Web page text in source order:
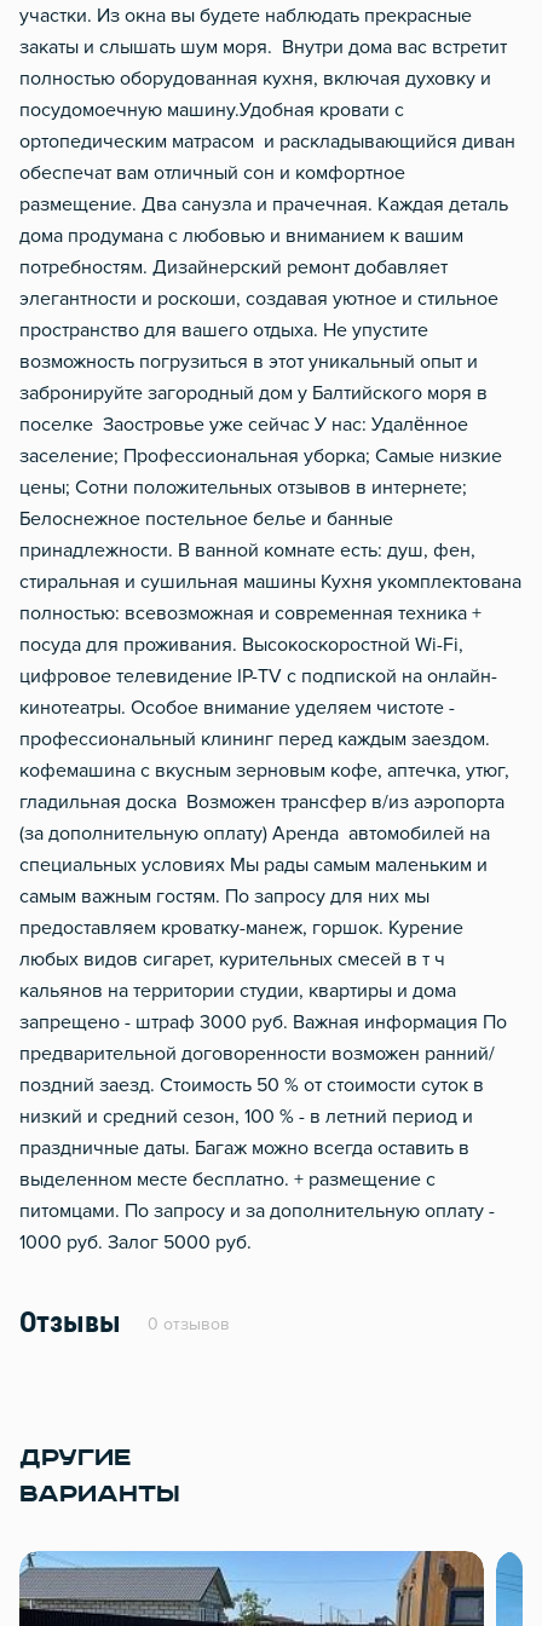
участки. Из окна вы будете наблюдать прекрасные
закаты и слышать шум моря. Внутри дома вас встретит
полностью оборудованная кухня, включая духовку и
посудомоечную машину.Удобная кровати с
ортопедическим матрасом и раскладывающийся диван
обеспечат вам отличный сон и комфортное
размещение. Два санузла и прачечная. Каждая деталь
дома продумана с любовью и вниманием к вашим
потребностям. Дизайнерский ремонт добавляет
элегантности и роскоши, создавая уютное и стильное
пространство для вашего отдыха. Не упустите
возможность погрузиться в этот уникальный опыт и
забронируйте загородный дом у Балтийского моря в
поселке Заостровье уже сейчас У нас: Удалённое
заселение; Профессиональная уборка; Самые низкие
цены; Сотни положительных отзывов в интернете;
Белоснежное постельное белье и банные
принадлежности. В ванной комнате есть: душ, фен,
стиральная и сушильная машины Кухня укомплектована
полностью: всевозможная и современная техника +
посуда для проживания. Высокоскоростной Wi-Fi,
цифровое телевидение IР-ТV с подпиской на онлайн-
кинотеатры. Особое внимание уделяем чистоте -
профессиональный клининг перед каждым заездом.
кофемашина с вкусным зерновым кофе, аптечка, утюг,
гладильная доска Возможен трансфер в/из аэропорта
(за дополнительную оплату) Аренда автомобилей на
специальных условиях Мы рады самым маленьким и
самым важным гостям. По запросу для них мы
предоставляем кроватку-манеж, горшок. Курение
любых видов сигарет, курительных смесей в т ч
кальянов на территории студии, квартиры и дома
запрещено - штраф 3000 руб. Важная информация По
предварительной договоренности возможен ранний/
поздний заезд. Стоимость 50 % от стоимости суток в
низкий и средний сезон, 100 % - в летний период и
праздничные даты. Багаж можно всегда оставить в
выделенном месте бесплатно. + размещение с
питомцами. По запросу и за дополнительную оплату -
1000 руб. Залог 5000 руб.
Отзывы 0 отзывов
ДРУГИЕ
ВАРИАНТЫ